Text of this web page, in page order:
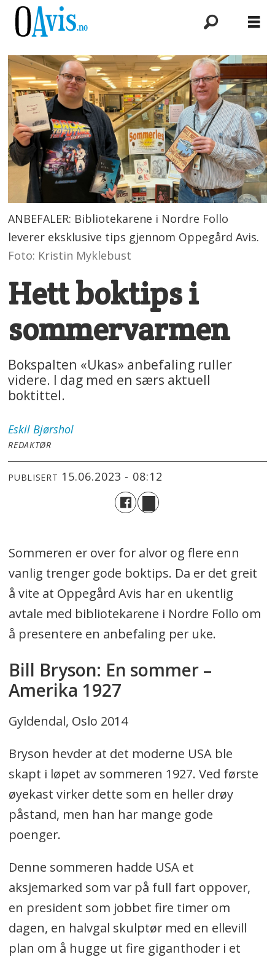
ANBEFALER: Bibliotekarene i Nordre Follo
leverer eksklusive tips gjennom Oppegård Avis.
Foto: Kristin Myklebust
Hett boktips i
sommervarmen
Bokspalten «Ukas» anbefaling ruller
videre. I dag med en særs aktuell
boktittel.
Eskil Bjørshol
REDAKTØR
PUBLISERT 15.06.2023 - 08:12
Sommeren er over for alvor og flere enn
vanlig trenger gode boktips. Da er det greit
å vite at Oppegård Avis har en ukentlig
avtale med bibliotekarene i Nordre Follo om
å presentere en anbefaling per uke.
Bill Bryson: En sommer –
Amerika 1927
Gyldendal, Oslo 2014
Bryson hevder at det moderne USA ble
skapt i løpet av sommeren 1927. Ved første
øyekast virker dette som en heller drøy
påstand, men han har mange gode
poenger.
Denne sommeren hadde USA et
aksjemarked som var på full fart oppover,
en president som jobbet fire timer om
dagen, en halvgal skulptør med en ellevill
plan om å hugge ut fire giganthoder i et